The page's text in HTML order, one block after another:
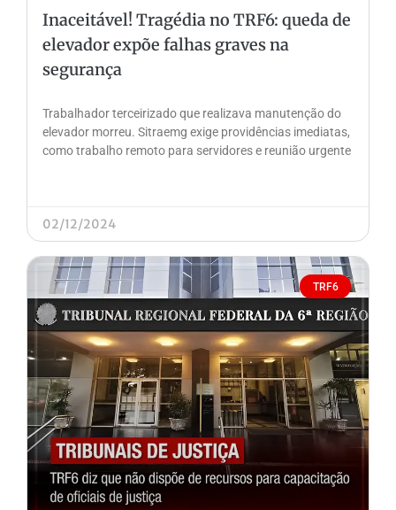
Inaceitável! Tragédia no TRF6: queda de
elevador expõe falhas graves na
segurança
Trabalhador terceirizado que realizava manutenção do
elevador morreu. Sitraemg exige providências imediatas,
como trabalho remoto para servidores e reunião urgente
02/12/2024
TRF6